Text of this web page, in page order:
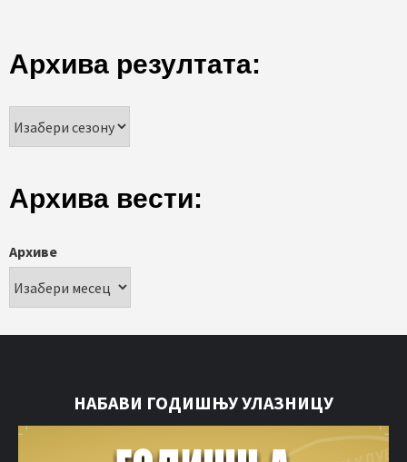
Архива резултата:
Архива вести:
Архиве
НАБАВИ ГОДИШЊУ УЛАЗНИЦУ